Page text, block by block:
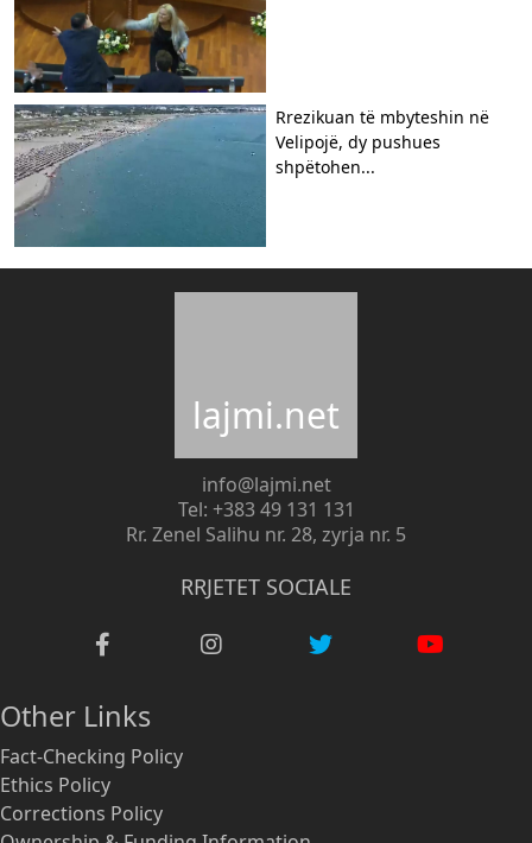
Rrezikuan të mbyteshin në
Velipojë, dy pushues
shpëtohen...
lajmi.net
info@lajmi.net
Tel: +383 49 131 131
Rr. Zenel Salihu nr. 28, zyrja nr. 5
RRJETET SOCIALE
Other Links
Fact-Checking Policy
Ethics Policy
Corrections Policy